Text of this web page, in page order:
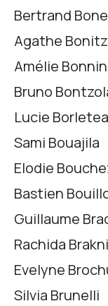
Bertrand
Agathe
Amélie Bonnin
Bruno
Lucie
Sami Bouajila
Elodie
Bastien
Guillaume
Rachida Brakni
Evelyne
Silvia Brunelli